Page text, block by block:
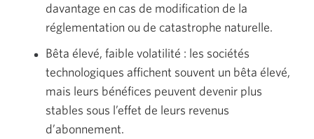
davantage en cas de modification de la
réglementation ou de catastrophe naturelle.
Bêta élevé, faible volatilité : les sociétés
technologiques affichent souvent un bêta élevé,
mais leurs bénéfices peuvent devenir plus
stables sous l’effet de leurs revenus
d’abonnement.